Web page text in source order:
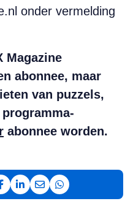
onder vermelding
Magazine
abonnee, maar
van puzzels,
abonnee worden.
Deel op Facebook
Deel op LinkedIn
Deel via e-mail
Deel via